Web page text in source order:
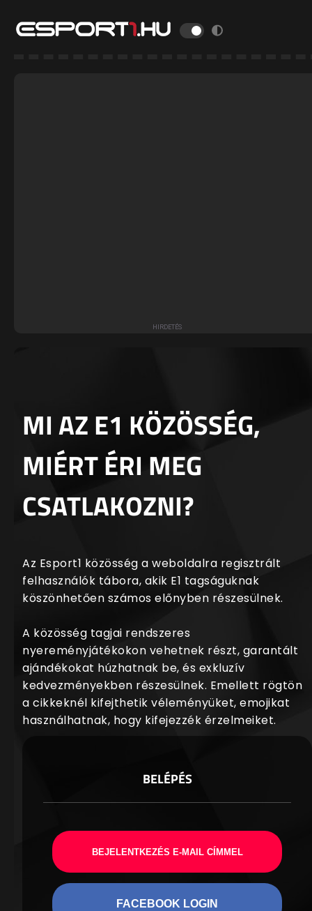
MI AZ E1 KÖZÖSSÉG,
MIÉRT ÉRI MEG
CSATLAKOZNI?
Az Esport1 közösség a weboldalra regisztrált
felhasználók tábora, akik E1 tagságuknak
köszönhetően számos előnyben részesülnek.
A közösség tagjai rendszeres
nyereményjátékokon vehetnek részt, garantált
ajándékokat húzhatnak be, és exkluzív
kedvezményekben részesülnek. Emellett rögtön
a cikkeknél kifejthetik véleményüket, emojikat
használhatnak, hogy kifejezzék érzelmeiket.
BELÉPÉS
BEJELENTKEZÉS E-MAIL CÍMMEL
FACEBOOK LOGIN